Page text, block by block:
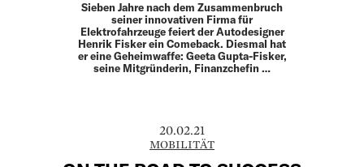
Sieben Jahre nach dem Zusammenbruch
seiner innovativen Firma für
Elektrofahrzeuge feiert der Autodesigner
Henrik Fisker ein Comeback. Diesmal hat
er eine Geheimwaffe: Geeta Gupta-Fisker,
seine Mitgründerin, Finanzchefin …
20.02.21
MOBILITÄT